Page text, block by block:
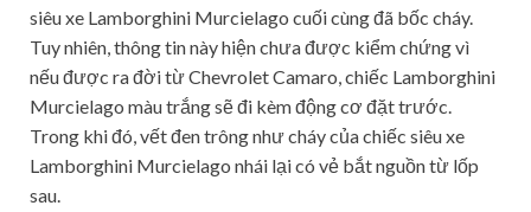
siêu xe Lamborghini Murcielago cuối cùng đã bốc cháy.
Tuy nhiên, thông tin này hiện chưa được kiểm chứng vì
nếu được ra đời từ Chevrolet Camaro, chiếc Lamborghini
Murcielago màu trắng sẽ đi kèm động cơ đặt trước.
Trong khi đó, vết đen trông như cháy của chiếc siêu xe
Lamborghini Murcielago nhái lại có vẻ bắt nguồn từ lốp
sau.